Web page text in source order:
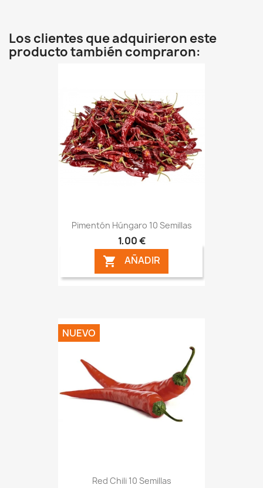
Los clientes que adquirieron este
producto también compraron:
Pimentón Húngaro 10 Semillas
1,00 €
 AÑADIR
Red Chili 10 Semillas
NUEVO